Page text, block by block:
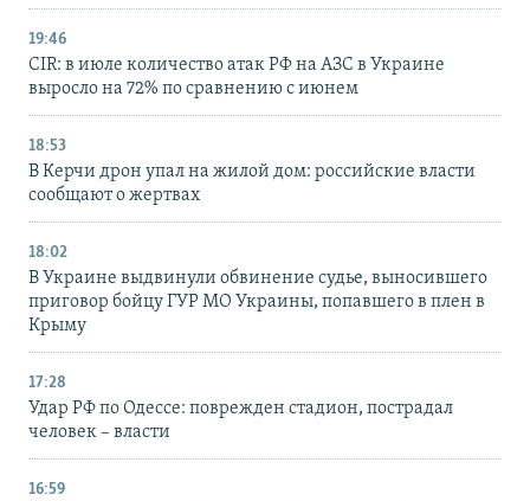
19:46
CIR: в июле количество атак РФ на АЗС в Украине
выросло на 72% по сравнению с июнем
18:53
В Керчи дрон упал на жилой дом: российские власти
сообщают о жертвах
18:02
В Украине выдвинули обвинение судье, выносившего
приговор бойцу ГУР МО Украины, попавшего в плен в
Крыму
17:28
Удар РФ по Одессе: поврежден стадион, пострадал
человек – власти
16:59